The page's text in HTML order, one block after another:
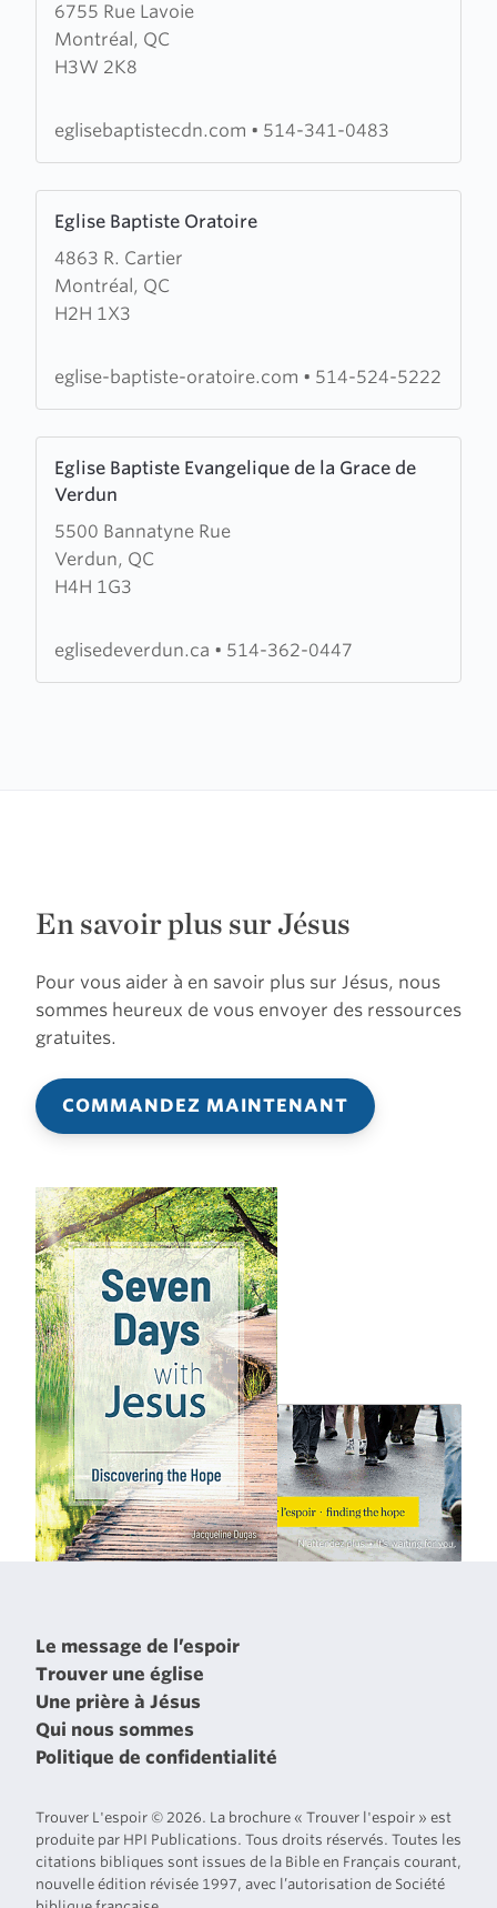
6755 Rue Lavoie
Montréal, QC
H3W 2K8
Église
Évangelique
Baptiste
Côte-
eglisebaptistecdn.com • 514-341-0483
Eglise Baptiste Oratoire
4863 R. Cartier
Montréal, QC
H2H 1X3
more
about
Eglise
Baptiste
eglise-baptiste-oratoire.com • 514-524-5222
Eglise Baptiste Evangelique de la Grace de
Verdun
5500 Bannatyne Rue
Verdun, QC
H4H 1G3
more
about
Eglise
Baptiste
Evangelique
eglisedeverdun.ca • 514-362-0447
En savoir plus sur Jésus
Pour vous aider à en savoir plus sur Jésus, nous
sommes heureux de vous envoyer des ressources
gratuites.
COMMANDEZ MAINTENANT
Le message de l’espoir
Trouver une église
Une prière à Jésus
Qui nous sommes
Politique de confidentialité
Trouver L'espoir © 2026. La brochure « Trouver l'espoir » est
produite par HPI Publications. Tous droits réservés. Toutes les
citations bibliques sont issues de la Bible en Français courant,
nouvelle édition révisée 1997, avec l’autorisation de Société